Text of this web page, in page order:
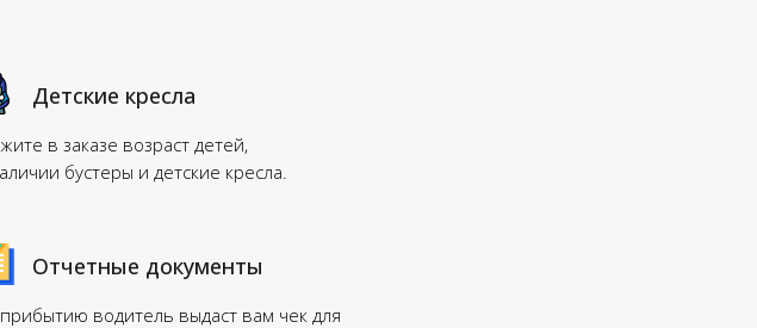
в заказе возраст детей,
бустеры и детские кресла.
Детские кресла
водитель выдаст вам чек для
Отчетные документы